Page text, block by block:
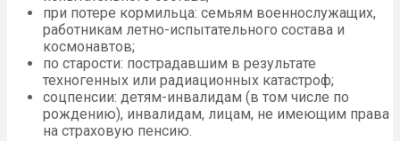
при потере кормильца: семьям военнослужащих,
работникам летно-испытательного состава и
космонавтов;
по старости: пострадавшим в результате
техногенных или радиационных катастроф;
соцпенсии: детям-инвалидам (в том числе по
рождению), инвалидам, лицам, не имеющим права
на страховую пенсию.